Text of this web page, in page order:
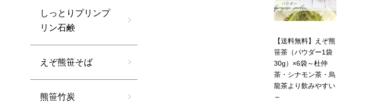
【送料無料】えぞ熊
笹茶（パウダー1袋
30g）×6袋～杜仲
茶・シナモン茶・烏
龍茶より飲みやすい
～
しっとりプリンプ
リン石鹸
えぞ熊笹そば
熊笹竹炭